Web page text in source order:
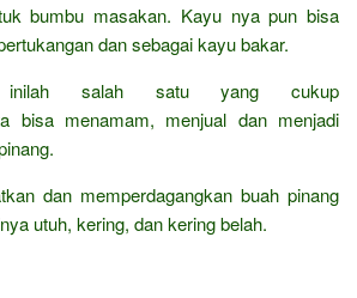
bumbu masakan. Kayu nya pun bisa
dan sebagai kayu bakar.
inilah salah satu yang cukup
bisa menamam, menjual dan menjadi
dan memperdagangkan buah pinang
utuh, kering, dan kering belah.